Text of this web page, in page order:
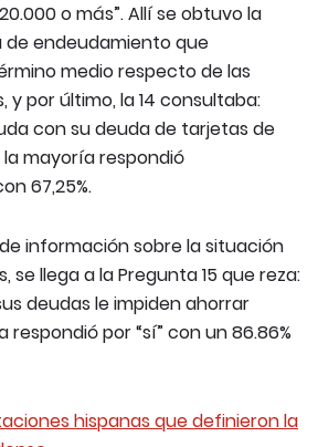
o más”. Allí se obtuvo la
endeudamiento que
medio respecto de las
y por último, la 14 consultaba:
con su deuda de tarjetas de
la mayoría respondió
67,25%.
información sobre la situación
se llega a la Pregunta 15 que reza:
deudas le impiden ahorrar
respondió por “sí” con un 86.86%
hispanas que definieron la